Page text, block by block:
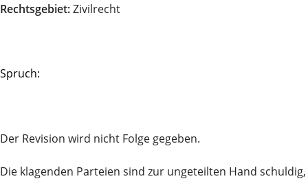
Rechtsgebiet:Zivilrecht
Spruch:
Der Revision wird nicht Folge gegeben.
Die klagenden Parteien sind zur ungeteilten Hand schuldig,